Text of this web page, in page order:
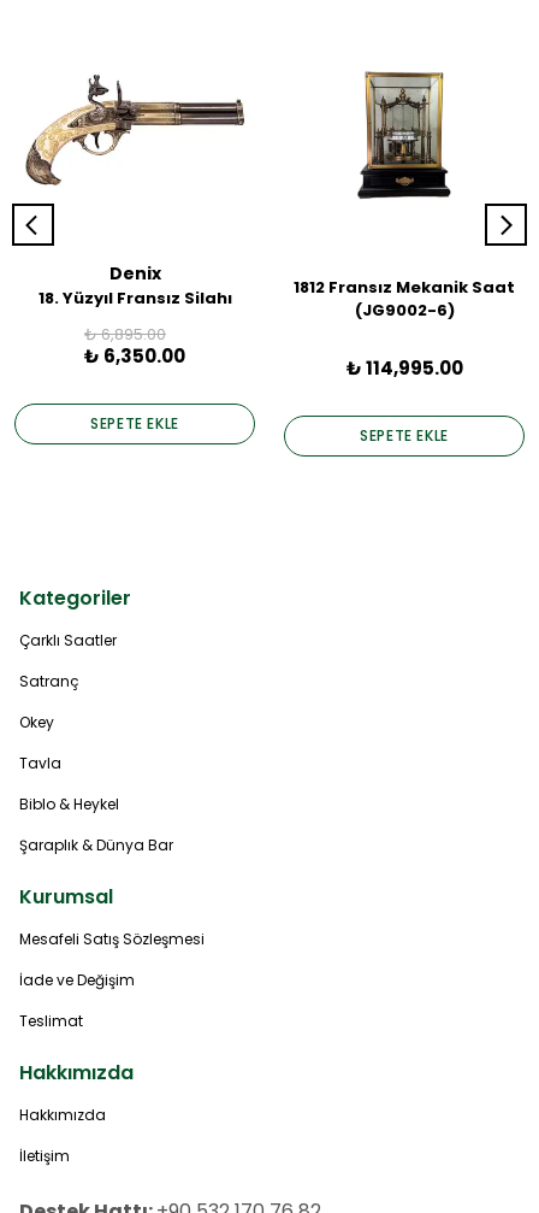
Denix
18. Yüzyıl Fransız Silahı
₺ 6,895.00
₺ 6,350.00
SEPETE EKLE
1812 Fransız Mekanik Saat
(JG9002-6)
₺ 114,995.00
SEPETE EKLE
Kategoriler
Çarklı Saatler
Satranç
Okey
Tavla
Biblo & Heykel
Şaraplık & Dünya Bar
Kurumsal
Mesafeli Satış Sözleşmesi
İade ve Değişim
Teslimat
Hakkımızda
Hakkımızda
İletişim